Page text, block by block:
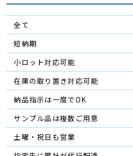
全て
短納期
小ロット対応可能
在庫の取り置き対応可能
納品指示は一度でOK
サンプル品は複数ご用意
土曜・祝日も営業